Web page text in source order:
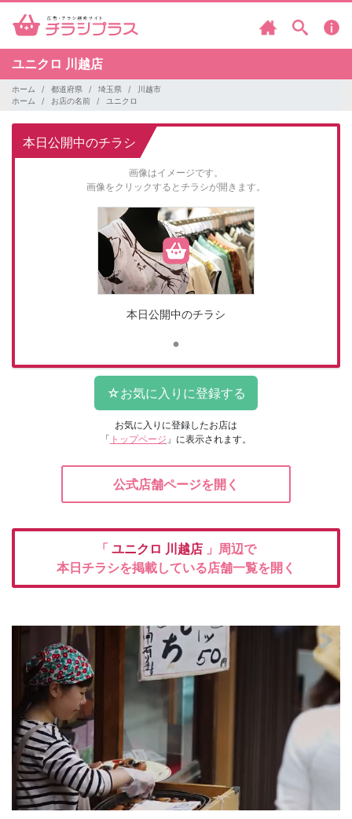
ユニクロ 川越店
ホーム 都道府県 埼玉県
川越市
ホーム
お店の名前 ユニクロ
本日公開中のチラシ
画像はイメージです。
画像をクリックするとチラシが開きます。
本日公開中のチラシ
お気に入りに登録したお店は
「 トップページ 」に表示されます。
公式店舗ページを開く
「 ユニクロ 川越店 」周辺で
本日チラシを掲載している店舗一覧を開く